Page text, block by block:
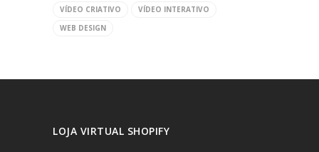
VÍDEO CRIATIVO
VÍDEO INTERATIVO
WEB DESIGN
LOJA VIRTUAL SHOPIFY